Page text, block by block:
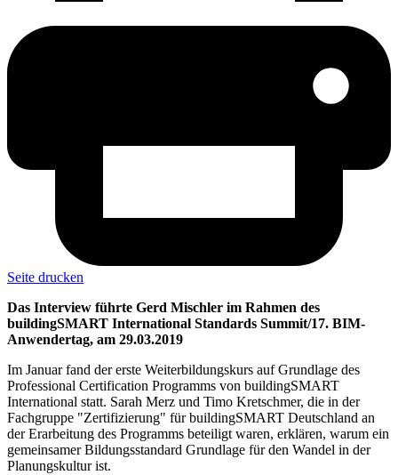
Seite drucken
Das Interview führte Gerd Mischler im Rahmen des
buildingSMART International Standards Summit/17. BIM-
Anwendertag, am 29.03.2019
Im Januar fand der erste Weiterbildungskurs auf Grundlage des
Professional Certification Programms von buildingSMART
International statt. Sarah Merz und Timo Kretschmer, die in der
Fachgruppe "Zertifizierung" für buildingSMART Deutschland an
der Erarbeitung des Programms beteiligt waren, erklären, warum ein
gemeinsamer Bildungsstandard Grundlage für den Wandel in der
Planungskultur ist.